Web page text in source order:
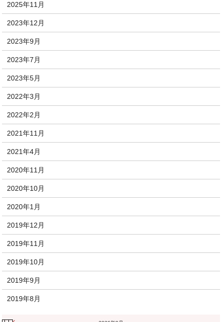
2025年11月
2023年12月
2023年9月
2023年7月
2023年5月
2022年3月
2022年2月
2021年11月
2021年4月
2020年11月
2020年10月
2020年1月
2019年12月
2019年11月
2019年10月
2019年9月
2019年8月